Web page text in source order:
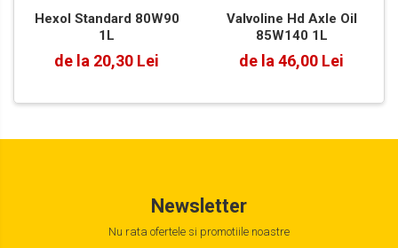
Hexol Standard 80W90
1L
de la 20,30 Lei
Valvoline Hd Axle Oil
85W140 1L
de la 46,00 Lei
Newsletter
Nu rata ofertele si promotiile noastre